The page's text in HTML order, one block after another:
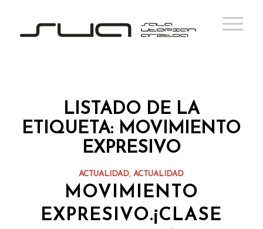
LISTADO DE LA
ETIQUETA: MOVIMIENTO
EXPRESIVO
ACTUALIDAD,ACTUALIDAD
MOVIMIENTO
EXPRESIVO.¡CLASE